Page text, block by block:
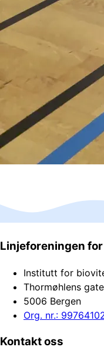
Linjeforeningen
Institutt for
Thormøhlens
5006 Bergen
Org. nr.:
Kontakt oss